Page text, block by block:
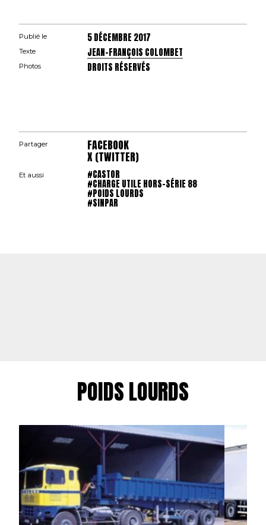
Publié le 5 DÉCEMBRE 2017
Texte JEAN-FRANÇOIS COLOMBET
Photos DROITS RÉSERVÉS
Partager FACEBOOK
X (TWITTER)
Et aussi #CASTOR
#CHARGE UTILE HORS-SÉRIE 88
#POIDS LOURDS
#SINPAR
POIDS LOURDS